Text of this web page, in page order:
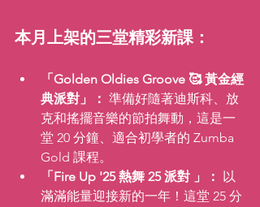
本月上架的三堂精彩新課：
「Golden Oldies Groove 🥰 黃金經
典派對」： 準備好隨著迪斯科、放
克和搖擺音樂的節拍舞動，這是一
堂 20 分鐘、適合初學者的 Zumba
Gold 課程。
「Fire Up '25 熱舞 25 派對 」： 以
滿滿能量迎接新的一年！這堂 25 分